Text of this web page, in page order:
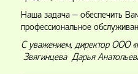
Наша задача – обеспечить
профессиональное
С уважением, директор ООО
Звягинцева Дарья